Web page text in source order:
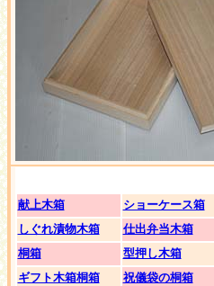
献上木箱 ショーケース箱
しぐれ漬物木箱
仕出弁当木箱
桐箱
型押し木箱
ギフト木箱桐箱
祝儀袋の桐箱